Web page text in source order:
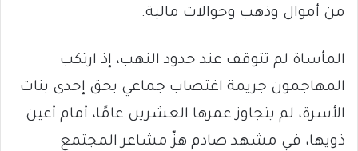
من أموال وذهب وحوالات مالية.
المأساة لم تتوقف عند حدود النهب، إذ ارتكب
المهاجمون جريمة اغتصاب جماعي بحق إحدى بنات
الأسرة، لم يتجاوز عمرها العشرين عامًا، أمام أعين
ذويها، في مشهد صادم هزّ مشاعر المجتمع